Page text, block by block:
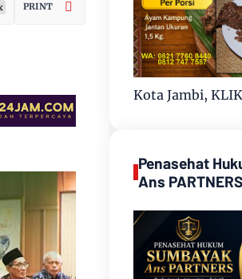
PRINT
Kota Jambi,
Penasehat
Ans